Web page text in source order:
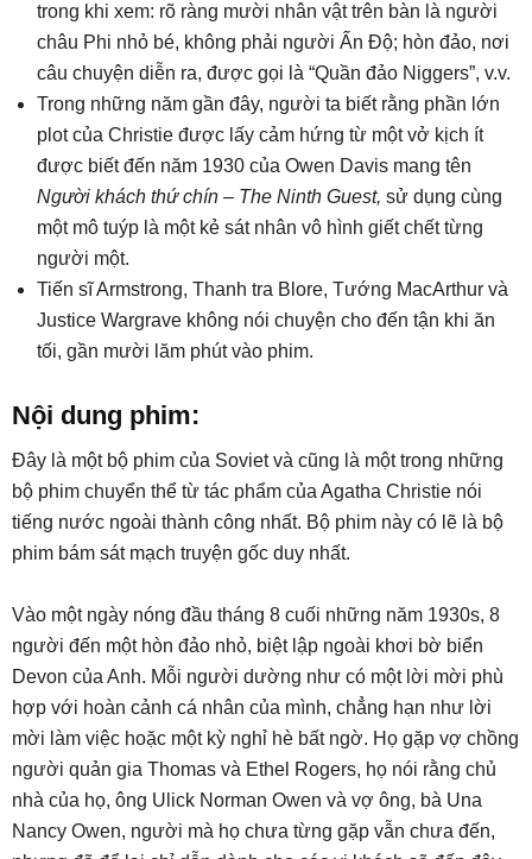
trong khi xem: rõ ràng mười nhân vật trên bàn là người
châu Phi nhỏ bé, không phải người Ấn Độ; hòn đảo, nơi
câu chuyện diễn ra, được gọi là “Quần đảo Niggers”, v.v.
Trong những năm gần đây, người ta biết rằng phần lớn
plot của Christie được lấy cảm hứng từ một vở kịch ít
được biết đến năm 1930 của Owen Davis mang tên
Người khách thứ chín – The Ninth Guest, sử dụng cùng
một mô tuýp là một kẻ sát nhân vô hình giết chết từng
người một.
Tiến sĩ Armstrong, Thanh tra Blore, Tướng MacArthur và
Justice Wargrave không nói chuyện cho đến tận khi ăn
tối, gần mười lăm phút vào phim.
Nội dung phim:
Đây là một bộ phim của Soviet và cũng là một trong những
bộ phim chuyển thể từ tác phẩm của Agatha Christie nói
tiếng nước ngoài thành công nhất. Bộ phim này có lẽ là bộ
phim bám sát mạch truyện gốc duy nhất.
Vào một ngày nóng đầu tháng 8 cuối những năm 1930s, 8
người đến một hòn đảo nhỏ, biệt lập ngoài khơi bờ biển
Devon của Anh. Mỗi người dường như có một lời mời phù
hợp với hoàn cảnh cá nhân của mình, chẳng hạn như lời
mời làm việc hoặc một kỳ nghỉ hè bất ngờ. Họ gặp vợ chồng
người quản gia Thomas và Ethel Rogers, họ nói rằng chủ
nhà của họ, ông Ulick Norman Owen và vợ ông, bà Una
Nancy Owen, người mà họ chưa từng gặp vẫn chưa đến,